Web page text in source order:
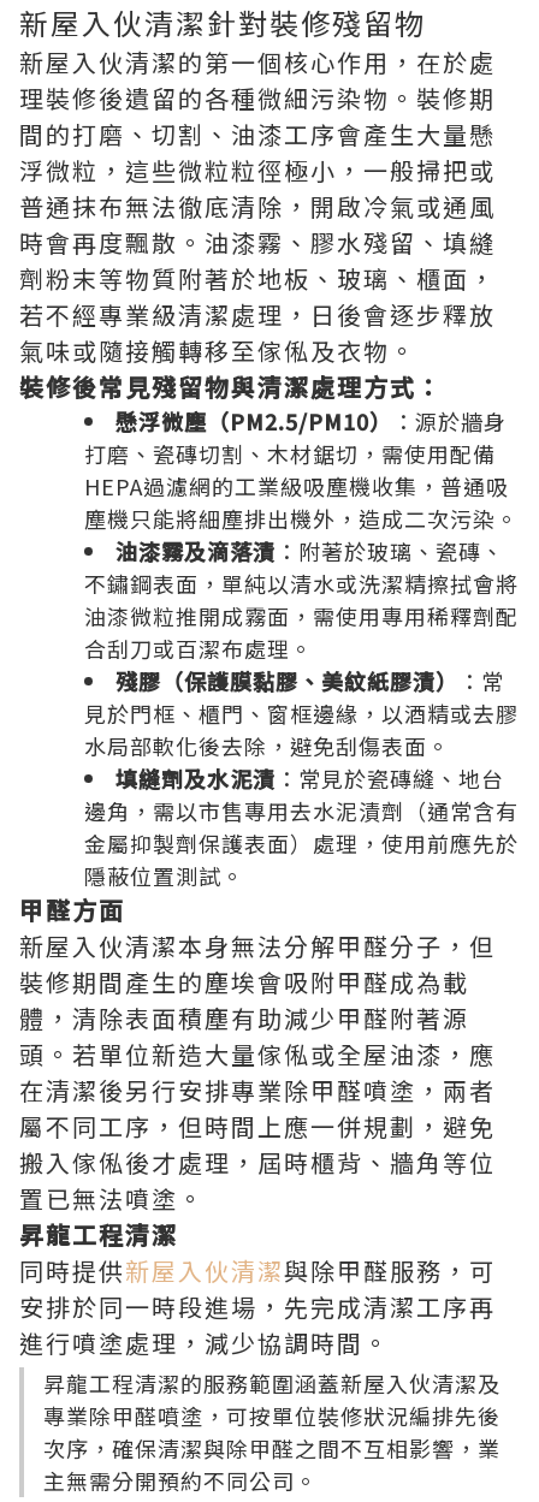
新屋入伙清潔針對裝修殘留物
新屋入伙清潔的第一個核心作用，在於處
理裝修後遺留的各種微細污染物。裝修期
間的打磨、切割、油漆工序會產生大量懸
浮微粒，這些微粒粒徑極小，一般掃把或
普通抹布無法徹底清除，開啟冷氣或通風
時會再度飄散。油漆霧、膠水殘留、填縫
劑粉末等物質附著於地板、玻璃、櫃面，
若不經專業級清潔處理，日後會逐步釋放
氣味或隨接觸轉移至傢俬及衣物。
裝修後常見殘留物與清潔處理方式：
懸浮微塵（PM2.5/PM10）
：源於牆身
打磨、瓷磚切割、木材鋸切，需使用配備
HEPA過濾網的工業級吸塵機收集，普通吸
塵機只能將細塵排出機外，造成二次污染。
油漆霧及滴落漬 ：附著於玻璃、瓷磚、
不鏽鋼表面，單純以清水或洗潔精擦拭會將
油漆微粒推開成霧面，需使用專用稀釋劑配
合刮刀或百潔布處理。
殘膠（保護膜黏膠、美紋紙膠漬）
：常
見於門框、櫃門、窗框邊緣，以酒精或去膠
水局部軟化後去除，避免刮傷表面。
填縫劑及水泥漬 ：常見於瓷磚縫、地台
邊角，需以市售專用去水泥漬劑（通常含有
金屬抑製劑保護表面）處理，使用前應先於
隱蔽位置測試。
甲醛方面
新屋入伙清潔本身無法分解甲醛分子，但
裝修期間產生的塵埃會吸附甲醛成為載
體，清除表面積塵有助減少甲醛附著源
頭。若單位新造大量傢俬或全屋油漆，應
在清潔後另行安排專業除甲醛噴塗，兩者
屬不同工序，但時間上應一併規劃，避免
搬入傢俬後才處理，屆時櫃背、牆角等位
置已無法噴塗。
昇龍工程清潔
同時提供新屋入伙清潔與除甲醛服務，可
安排於同一時段進場，先完成清潔工序再
進行噴塗處理，減少協調時間。
昇龍工程清潔的服務範圍涵蓋新屋入伙清潔及
專業除甲醛噴塗，可按單位裝修狀況編排先後
次序，確保清潔與除甲醛之間不互相影響，業
主無需分開預約不同公司。